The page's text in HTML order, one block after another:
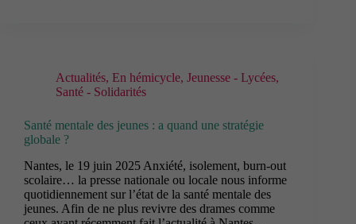
Actualités, En hémicycle, Jeunesse - Lycées,
Santé - Solidarités
Santé mentale des jeunes : a quand une stratégie
globale ?
Nantes, le 19 juin 2025 Anxiété, isolement, burn-out
scolaire… la presse nationale ou locale nous informe
quotidiennement sur l’état de la santé mentale des
jeunes. Afin de ne plus revivre des drames comme